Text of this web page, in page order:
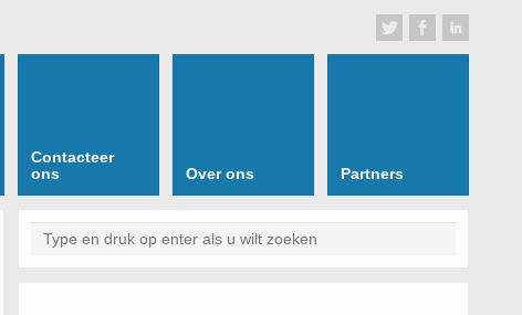
Contacteer
ons
Over ons Partners